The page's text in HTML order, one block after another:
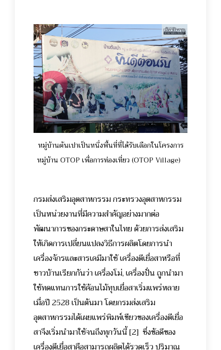
หมู่บ้านต้นเปาเป็นหนึ่งพื้นที่ที่ได้รับเลือกในโครงการ
หมู่บ้าน OTOP เพื่อการท่องเที่ยว (OTOP Village)
กรมส่งเสริมอุตสาหกรรม กระทรวงอุตสาหกรรม
เป็นหน่วยงานที่มีความสำคัญอย่างมากต่อ
พัฒนาการของกระดาษสาในไทย ด้วยการส่งเสริม
ให้เกิดการเปลี่ยนแปลงวิธีการผลิตโดยการนำ
เครื่องจักรและสารเคมีมาใช้ เครื่องตีเยื่อสาหรือที่
ชาวบ้านเรียกกันว่า เครื่องโม่, เครื่องปั่น ถูกนำมา
ใช้ทดแทนการใช้ค้อนไม้ทุบเยื่อสาเริ่มแพร่หลาย
เมื่อปี 2528 เป็นต้นมา โดยกรมส่งเสริม
อุตสาหกรรมได้เผยแพร่พิมพ์เขียวของเครื่องตีเยื่อ
สาจึงเริ่มนำมาใช้จนถึงทุกวันนี้ [2] ซึ่งข้อดีของ
เครื่องตีเยื่อสาคือสามารถผลิตได้รวดเร็ว ปริมาณ